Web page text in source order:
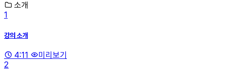
소개
1
강의 소개
4:11
미리보기
2